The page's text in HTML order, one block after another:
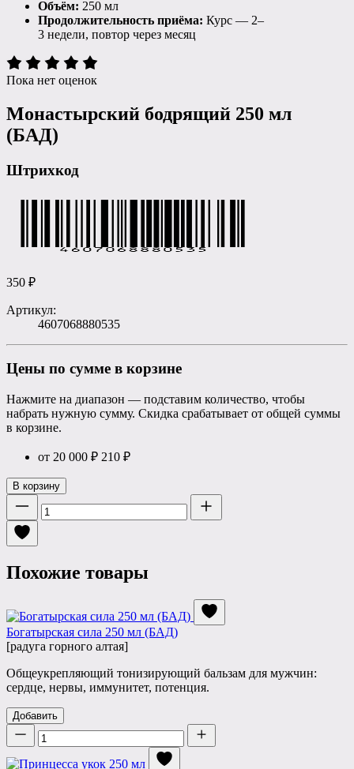
Объём: 250 мл
Продолжительность приёма: Курс — 2–
3 недели, повтор через месяц
Пока нет оценок
Монастырский бодрящий 250 мл
(БАД)
Штрихкод
350 ₽
Артикул:
4607068880535
Цены по сумме в корзине
Нажмите на диапазон — подставим количество, чтобы
набрать нужную сумму. Скидка срабатывает от общей суммы
в корзине.
от 20 000 ₽ 210 ₽
В корзину
Похожие товары
Богатырская сила 250 мл (БАД)
[радуга горного алтая]
Общеукрепляющий тонизирующий бальзам для мужчин:
сердце, нервы, иммунитет, потенция.
Добавить
Количество